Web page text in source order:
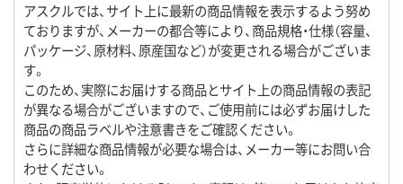
アスクルでは、サイト上に最新の商品情報を表示するよう努め
ておりますが、メーカーの都合等により、商品規格・仕様（容量、
パッケージ、原材料、原産国など）が変更される場合がございま
す。
このため、実際にお届けする商品とサイト上の商品情報の表記
が異なる場合がございますので、ご使用前には必ずお届けした
商品の商品ラベルや注意書きをご確認ください。
さらに詳細な商品情報が必要な場合は、メーカー等にお問い合
わせください。